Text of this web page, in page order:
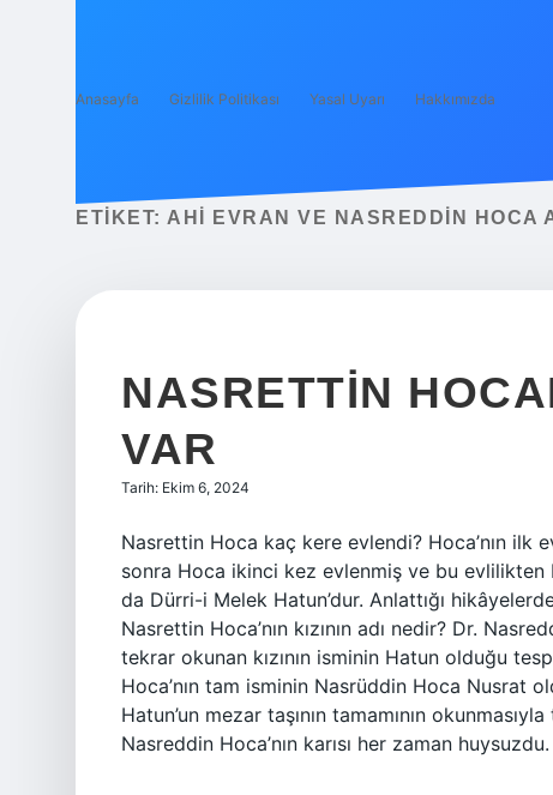
Anasayfa Gizlilik Politikası Yasal Uyarı Hakkımızda
ETIKET: AHI EVRAN VE NASREDDIN HOCA
NASRETTIN
VAR
Tarih: Ekim 6, 2024
Nasrettin Hoca kaç kere evlendi? Hoca’nın ilk
sonra Hoca ikinci kez evlenmiş ve bu evlilikten
da Dürri-i Melek Hatun’dur. Anlattığı
Nasrettin Hoca’nın kızının adı nedir? Dr.
tekrar okunan kızının isminin Hatun olduğu
Hoca’nın tam isminin Nasrüddin Hoca Nusrat
Hatun’un mezar taşının tamamının
Nasreddin Hoca’nın karısı her zaman